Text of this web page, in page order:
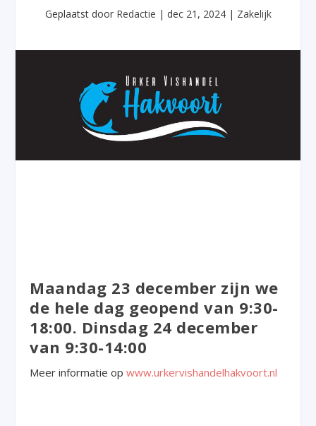
Geplaatst door Redactie | dec 21, 2024| Zakelijk
Maandag 23 december zijn we
de hele dag geopend van 9:30-
18:00. Dinsdag 24 december
van 9:30-14:00
Meer informatie opwww.urkervishandelhakvoort.nl